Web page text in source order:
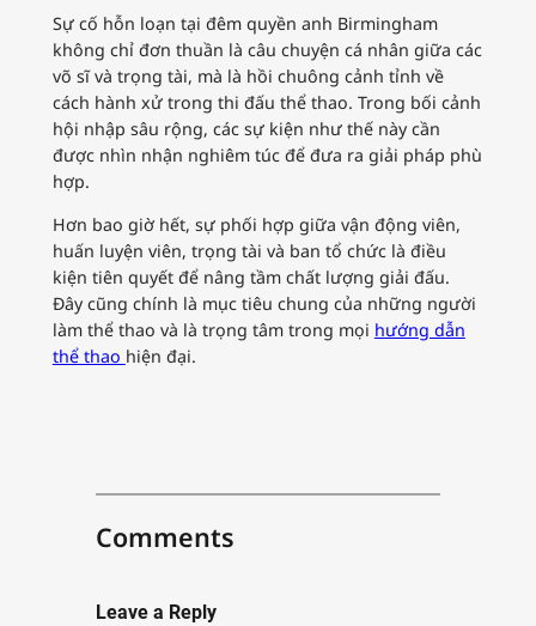
Sự cố hỗn loạn tại đêm quyền anh Birmingham
không chỉ đơn thuần là câu chuyện cá nhân giữa các
võ sĩ và trọng tài, mà là hồi chuông cảnh tỉnh về
cách hành xử trong thi đấu thể thao. Trong bối cảnh
hội nhập sâu rộng, các sự kiện như thế này cần
được nhìn nhận nghiêm túc để đưa ra giải pháp phù
hợp.
Hơn bao giờ hết, sự phối hợp giữa vận động viên,
huấn luyện viên, trọng tài và ban tổ chức là điều
kiện tiên quyết để nâng tầm chất lượng giải đấu.
Đây cũng chính là mục tiêu chung của những người
làm thể thao và là trọng tâm trong mọi hướng dẫn
thể thao hiện đại.
Comments
Leave a Reply